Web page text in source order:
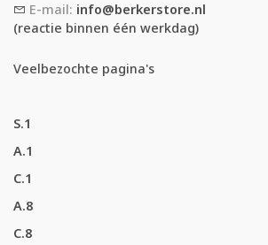
E-mail: info@berkerstore.nl
(reactie binnen één werkdag)
Veelbezochte pagina's
S.1
A.1
C.1
A.8
C.8